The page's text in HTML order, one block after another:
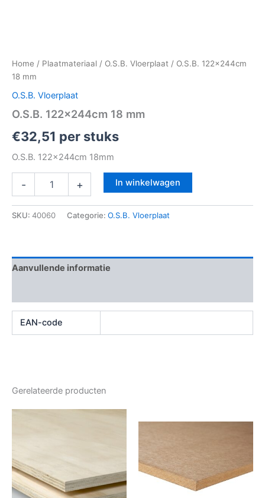
Home / Plaatmateriaal / O.S.B. Vloerplaat / O.S.B. 122x244cm
18 mm
O.S.B. Vloerplaat
O.S.B. 122x244cm 18 mm
€32,51 per stuks
O.S.B. 122x244cm 18mm
- + In winkelwagen
SKU: 40060 Categorie: O.S.B. Vloerplaat
Aanvullende informatie
EAN-code
Gerelateerde producten